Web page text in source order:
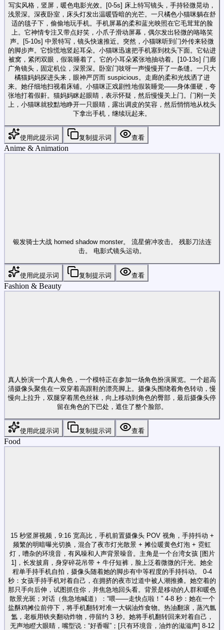
写实风格，竖屏，暖色电影光效。[0-5s] 床上特写镜头，手持轻微晃动，
浅景深。深夜卧室，床头灯发出温暖昏暗的光芒。一只橘色小猫咪躺在舒
适的毯子下，偷偷地玩手机。手机屏幕的柔和蓝光映照在它毛茸茸的脸
上。它神情专注又带点好笑，小爪子滑动屏幕，偶尔发出轻微的咯咯笑
声。[5-10s] 中景特写，镜头快速推近。突然，小猫咪听到门外传来轻微
的脚步声。它惊慌地竖起耳朵。小猫咪迅速把手机塞到枕头下面。它钻进
被窝，紧闭双眼，假装睡着了。它的小耳朵紧张地抽动着。[10-13s] 门廊
广角镜头，固定机位，深景深。卧室门吱呀一声慢慢开了一条缝。一只大
橘猫妈妈探进头来，眼神严厉而 suspicious。走廊的柔和光线洒了进
来。她仔细地扫视着床铺。小猫咪正戏剧性地假装睡觉——身体僵硬，夸
张地打着假鼾。猫妈妈眯起眼睛，表示怀疑，然后慢慢关上门。门刚一关
上，小猫咪就狡黠地睁开一只眼睛，露出调皮的笑容，然后悄悄地从枕头
下拿出手机，继续玩起来。
使用此提示词 复制提示词 查看
Anime & Animation
银发骑士大战 horned shadow monster。 流星俯冲攻击。 残影刀法连
击。 电影式镜头运动。
使用此提示词 复制提示词 查看
Fashion & Beauty
真人扮演一个真人角色，一个模特正在参加一场角色扮演展览。一个超高
清摄像头聚焦在一双穿着高跟鞋的漂亮脚上。摄像头围绕着角色转动，慢
慢向上拉升，双腿穿着黑色丝袜，向上移动到角色的臀部，最后摄像头停
留在角色的下巴处，遮住了整个脸部。
使用此提示词 复制提示词 查看
Food
15 秒竖屏视频，9:16 宽高比，手机前置摄像头 POV 视角，手持抖动 +
频繁的明暗曝光切换，混合了夜市灯光散景 + 摊位暖黄色灯泡 + 霓虹
灯，嘈杂的环境音，有风噪和人声背景噪音。主角是一个台湾女孩 [图片
1]，长发披肩，身穿碎花吊带 + 牛仔短裤，脸上泛着微微的汗光。她全
程单手持手机自拍，摄像头随着她的脚步有中等程度的手持抖动。 0-4
秒：女孩手持手机对着自己，在拥挤的夜市过道中被人潮推搡。她空着的
那只手向后伸，试图抓住你，并焦急地回头看。背景是移动的人群和暖色
散景光斑；对话（焦急地喊道）：“喂——走快点啦！” 4-8 秒：她在一个
盐酥鸡摊位前停下，将手机翻转对准一大锅油炸食物。热油翻滚，蒸汽氤
氲，老板用铁夹翻动炸物，停留约 3 秒。她将手机翻转回来对着自己，
无声地瞪大眼睛，嘴型说：“好香喔”；[只有环境音，油炸的滋滋声] 8-12